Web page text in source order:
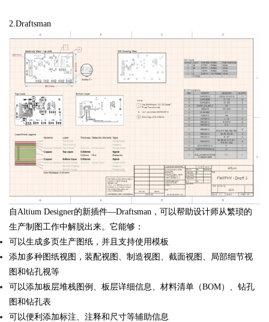
2.Draftsman
自Altium Designer的新插件—Draftsman，可以帮助设计师从繁琐的
生产制图工作中解脱出来。它能够：
可以生成多页生产图纸，并且支持使用模板
添加多种图纸视图，装配视图、制造视图、截面视图、局部细节视
图和钻孔视等
可以添加板层堆栈图例、板层详细信息、材料清单（BOM）、钻孔
图和钻孔表
可以便利添加标注、注释和尺寸等辅助信息